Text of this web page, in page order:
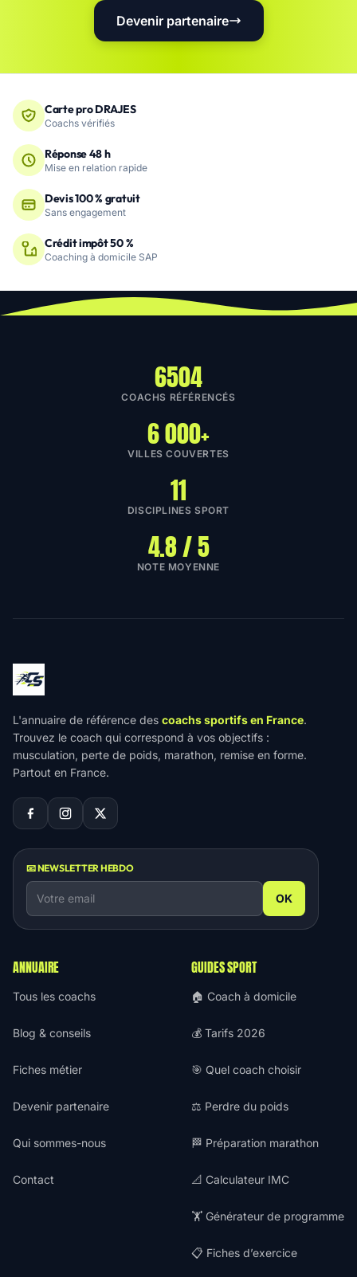
Devenir partenaire
Carte pro DRAJES
Coachs vérifiés
Réponse 48 h
Mise en relation rapide
Devis 100 % gratuit
Sans engagement
Crédit impôt 50 %
Coaching à domicile SAP
6504
COACHS RÉFÉRENCÉS
6 000+
VILLES COUVERTES
11
DISCIPLINES SPORT
4.8 / 5
NOTE MOYENNE
L'annuaire de référence des coachs sportifs en France.
Trouvez le coach qui correspond à vos objectifs :
musculation, perte de poids, marathon, remise en forme.
Partout en France.
📧 NEWSLETTER HEBDO
OK
ANNUAIRE
Tous les coachs
Blog & conseils
Fiches métier
Devenir partenaire
Qui sommes-nous
Contact
GUIDES SPORT
🏠 Coach à domicile
💰 Tarifs 2026
🎯 Quel coach choisir
⚖️ Perdre du poids
🏁 Préparation marathon
📐 Calculateur IMC
🏋️ Générateur de programme
📋 Fiches d’exercice